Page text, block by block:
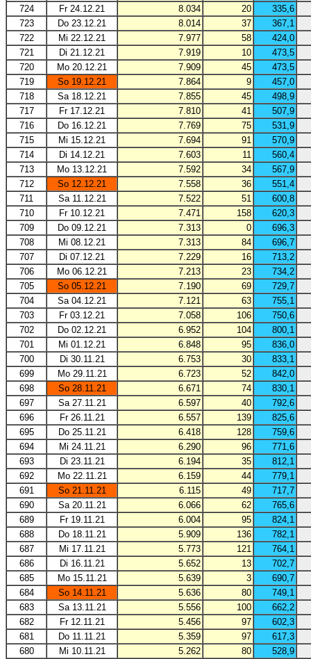
724
Fr 24.12.21 8.034 20
335,6
723
Do 23.12.21 8.014 37
367,1
722
Mi 22.12.21 7.977 58
424,0
721
Di 21.12.21 7.919 10
473,5
720
Mo 20.12.21 7.909 45
473,5
719
So 19.12.21 7.864 9
457,0
718
Sa 18.12.21 7.855 45
498,9
717
Fr 17.12.21 7.810 41
507,9
716
Do 16.12.21 7.769 75
531,9
715
Mi 15.12.21 7.694 91
570,9
714
Di 14.12.21 7.603 11
560,4
713
Mo 13.12.21 7.592 34
567,9
712
So 12.12.21 7.558 36
551,4
711
Sa 11.12.21 7.522 51
600,8
710
Fr 10.12.21 7.471 158
620,3
709
Do 09.12.21 7.313 0
696,3
708
Mi 08.12.21 7.313 84
696,7
707
Di 07.12.21 7.229 16
713,2
706
Mo 06.12.21 7.213 23
734,2
705
So 05.12.21 7.190 69
729,7
704
Sa 04.12.21 7.121 63
755,1
703
Fr 03.12.21 7.058 106
750,6
702
Do 02.12.21 6.952 104
800,1
701
Mi 01.12.21 6.848 95
836,0
700
Di 30.11.21 6.753 30
833,1
699
Mo 29.11.21 6.723 52
842,0
698
So 28.11.21 6.671 74
830,1
697
Sa 27.11.21 6.597 40
792,6
696
Fr 26.11.21 6.557 139
825,6
695
Do 25.11.21 6.418 128
759,6
694
Mi 24.11.21 6.290 96
771,6
693
Di 23.11.21 6.194 35
812,1
692
Mo 22.11.21 6.159 44
779,1
691
So 21.11.21 6.115 49
717,7
690
Sa 20.11.21 6.066 62
765,6
689
Fr 19.11.21 6.004 95
824,1
688
Do 18.11.21 5.909 136
782,1
687
Mi 17.11.21 5.773 121
764,1
686
Di 16.11.21 5.652 13
702,7
685
Mo 15.11.21 5.639 3
690,7
684
So 14.11.21 5.636 80
749,1
683
Sa 13.11.21 5.556 100
662,2
682
Fr 12.11.21 5.456 97
602,3
681
Do 11.11.21 5.359 97
617,3
680
Mi 10.11.21 5.262 80
528,9